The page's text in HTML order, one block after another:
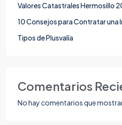
Valores Catastrales Hermosillo
10 Consejos para Contratar una
Tipos de Plusvalía
Comentarios
No hay comentarios que